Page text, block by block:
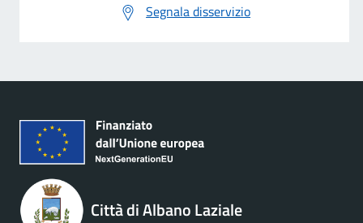
Segnala disservizio
Città di Albano Laziale